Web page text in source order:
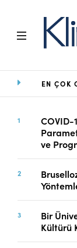
Ana Sayfa
Amaç ve
Açık
Yayın
Editoryal
Yazarlara
Online
Gönderimi
EN ÇOK
COVID-
ve
Bir
Kültürü